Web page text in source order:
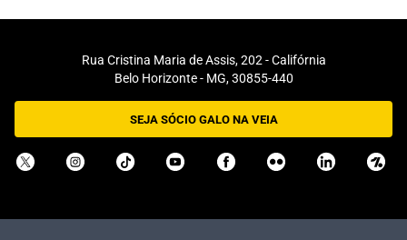
Rua Cristina Maria de Assis, 202 - Califórnia
Belo Horizonte - MG, 30855-440
SEJA SÓCIO GALO NA VEIA